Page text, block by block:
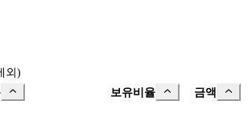
외)
보유비율 금액